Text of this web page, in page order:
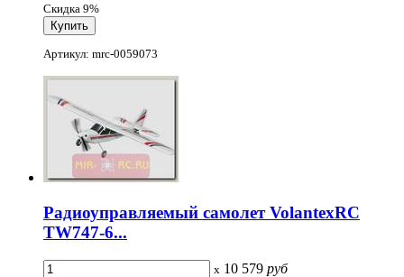
Скидка 9%
Артикул: mrc-0059073
Радиоуправляемый самолет VolantexRC
TW747-6...
x 10 579 руб